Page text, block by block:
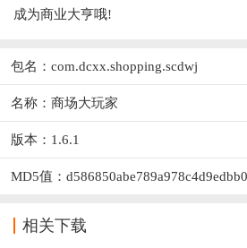
成为商业大亨哦!
包名：com.dcxx.shopping.scdwj
名称：商场大玩家
版本：1.6.1
MD5值：
相关下载